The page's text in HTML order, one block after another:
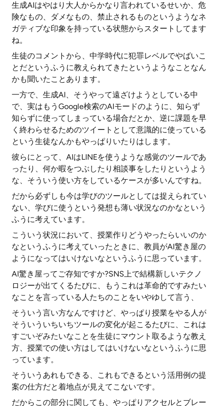
生成AIはやはり大人からかなり言われているせいか、危
険なもの、ダメなもの、禁止されるものというようなネ
ガティブな印象を持っている状態からスタートしてます
ね。
生徒のコメントから、中学時代に犯罪レベルでやばいこ
とだというふうに教えられてきたというようなことなん
かも聞いたことあります。
一方で、生成AI、そうやって遠ざけようとしている中
で、実はもうGoogle検索のAIモードのように、知らず
知らずに使ってしまっている場合だとか、逆に課題を早
く終わらせるためのツイートとして意識的に使っている
という生徒なんかもやっぱりいたりはします。
彼らにとって、AIはLINEを使うような感覚のツールであ
ったり、何か暇をつぶしたり相談事をしたりというよう
な、そういう使い方をしているケースが多いんですね。
だから必ずしも今は学びのツールとしては捉えられてい
ない、学びに使うという発想も薄い状況なのかなという
ふうに考えています。
こういう状況において、授業作りどうやったらいいのか
なというふうに考えていったときに、教員がAI驚き屋の
ようになってはいけないなというふうに思っています。
AI驚き屋ってご存知ですか?SNS上で結構新しいテクノ
ロジーが出てくるたびに、もうこれは革命的ですみたい
なことを言っている人たちのことをいやゆして言う、
そういう言い方なんですけど、やっぱり授業をやる人が
そういういちいちツールの変化が起こるたびに、これは
すごいぞみたいなことを生徒にマウント取るような教え
方、授業での使い方はしてはいけないなというふうに思
っています。
そういうあれもできる、これもできるという活用例の提
案の仕方だと着地点が見えてこないです。
だからこの部分に関しても、やっぱりアクセルとブレー